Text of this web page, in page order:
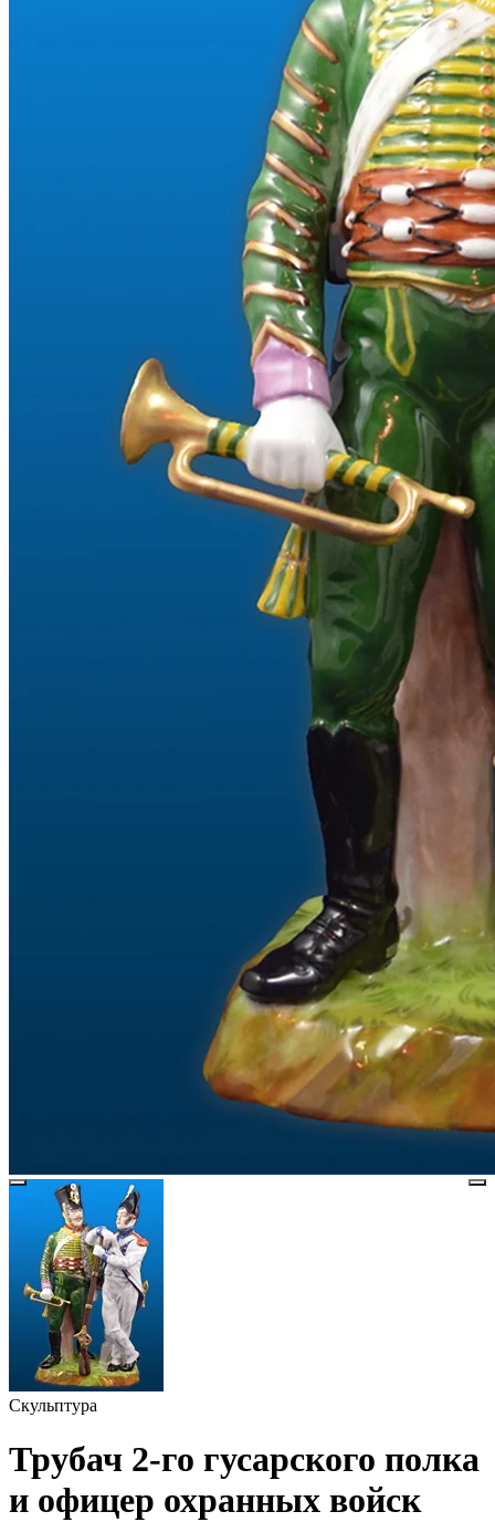
Скульптура
Трубач 2-го гусарского полка
и офицер охранных войск